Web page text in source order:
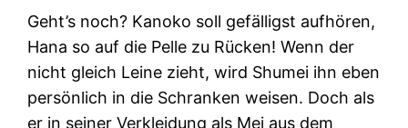
Geht’s noch? Kanoko soll gefälligst aufhören,
Hana so auf die Pelle zu Rücken! Wenn der
nicht gleich Leine zieht, wird Shumei ihn eben
persönlich in die Schranken weisen. Doch als
er in seiner Verkleidung als Mei aus dem